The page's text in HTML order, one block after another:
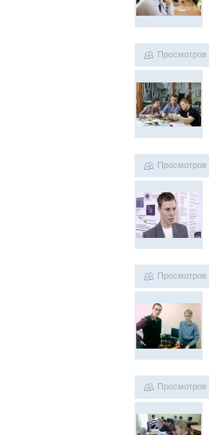
Просмотров
Просмотров
Просмотров
Просмотров